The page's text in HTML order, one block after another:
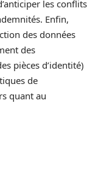
les conflits
Enfin,
des données
des
pièces d’identité)
de
quant au